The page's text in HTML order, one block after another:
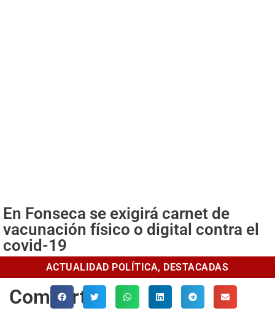
En Fonseca se exigirá carnet de
vacunación físico o digital contra el
covid-19
ACTUALIDAD POLÍTICA, DESTACADAS
Comparte